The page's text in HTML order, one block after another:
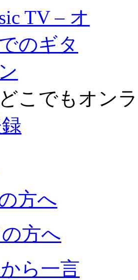
こでもオン
方へ
方へ
ら一言